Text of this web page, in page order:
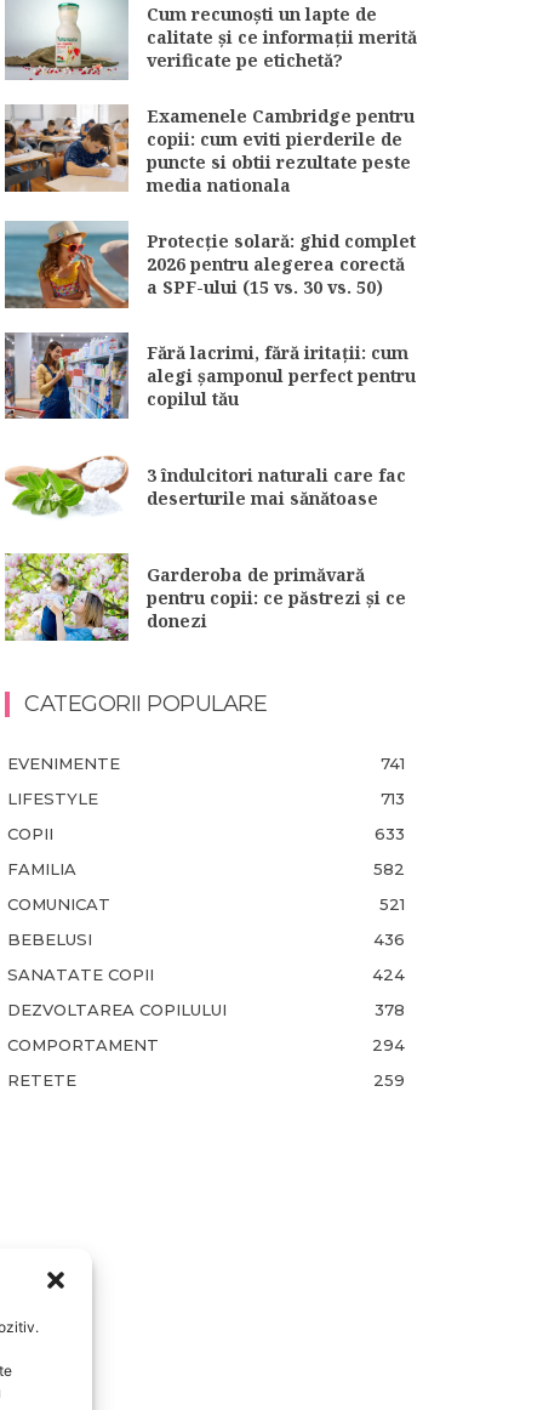
Cum recunoști un lapte de
calitate și ce informații merită
verificate pe etichetă?
Examenele Cambridge pentru
copii: cum eviti pierderile de
puncte si obtii rezultate peste
media nationala
Protecție solară: ghid complet
2026 pentru alegerea corectă
a SPF-ului (15 vs. 30 vs. 50)
Fără lacrimi, fără iritații: cum
alegi șamponul perfect pentru
copilul tău
3 îndulcitori naturali care fac
deserturile mai sănătoase
Garderoba de primăvară
pentru copii: ce păstrezi și ce
donezi
CATEGORII POPULARE
EVENIMENTE
741
LIFESTYLE
713
COPII
633
FAMILIA
582
COMUNICAT
521
BEBELUSI
436
SANATATE COPII
424
DEZVOLTAREA COPILULUI
378
COMPORTAMENT
294
RETETE
259